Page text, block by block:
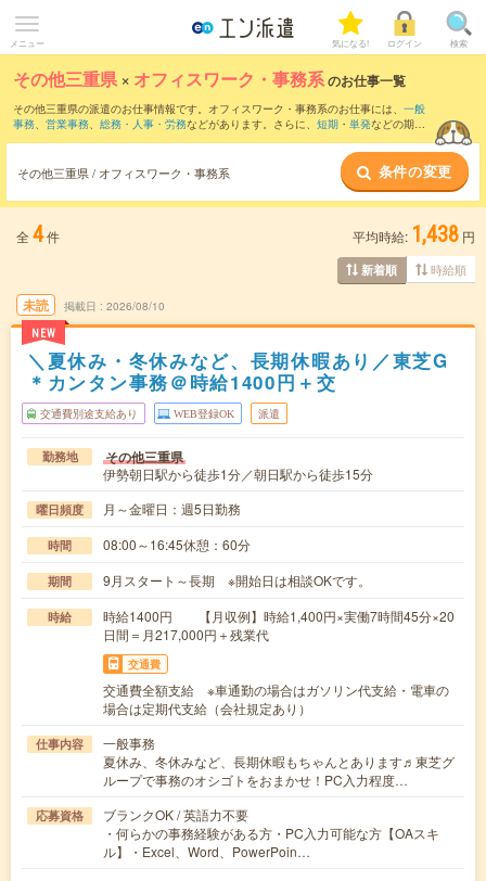
メニュー 気になる! ログイン 検索
その他三重県 × オフィスワーク・事務系のお仕事一覧
その他三重県の派遣のお仕事情報です。オフィスワーク・事務系のお仕事には、 一般
事務、 営業事務、 総務・人事・労務などがあります。さらに、 短期 ・ 単発などの期間
その他三重県 / オフィスワーク・事務系 条件の変更
全 4件 平均時給: 1,438 円
新着順 時給順
未読
NEW
掲載日 2026/08/10
＼夏休み・冬休みなど、長期休暇あり／東芝G
＊カンタン事務＠時給1400円＋交
交通費別途支給あり WEB登録OK 派遣
勤務地 その他三重県
伊勢朝日駅から徒歩1分／朝日駅から徒歩15分
曜日頻度 月～金曜日：週5日勤務
時間 08:00～16:45休憩：60分
期間 9月スタート～長期 ※開始日は相談OKです。
時給
時給1400円 【月収例】時給1,400円×実働7時間45分×20
日間＝月217,000円＋残業代
交通費
交通費全額支給 ※車通勤の場合はガソリン代支給・電車の
場合は定期代支給（会社規定あり）
仕事内容
一般事務
夏休み、冬休みなど、長期休暇もちゃんとあります♬東芝グ
ループで事務のオシゴトをおまかせ！PC入力程度…
応募資格
ブランクOK / 英語力不要
・何らかの事務経験がある方・PC入力可能な方【OAスキ
ル】・Excel、Word、PowerPoin…